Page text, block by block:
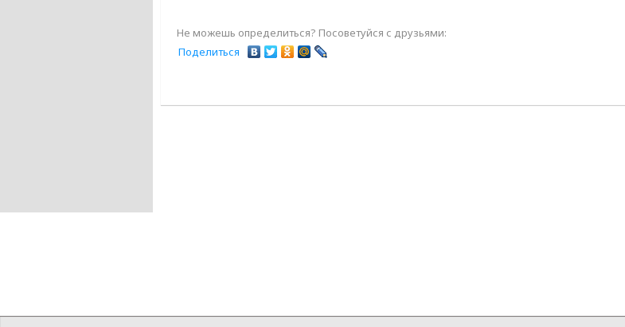
Не можешь определиться? Посоветуйся с друзьями:
Поделиться